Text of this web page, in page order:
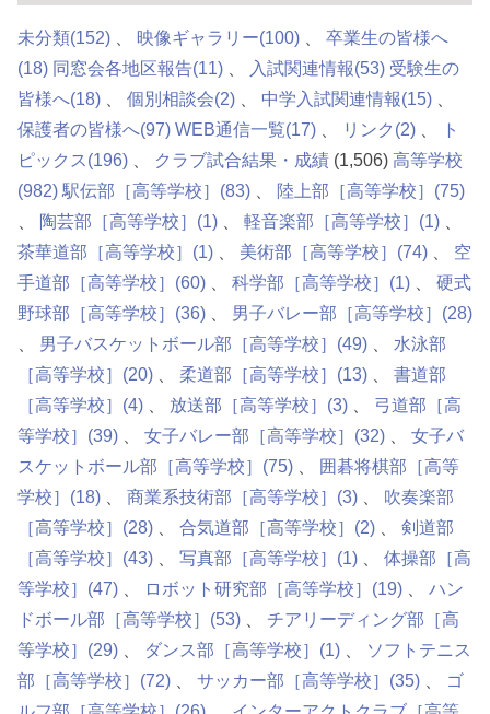
未分類(152) 映像ギャラリー(100)
卒業生の皆様へ
(18) 同窓会各地区報告(11) 入試関連情報(53) 受験生の
皆様へ(18) 個別相談会(2) 中学入試関連情報(15)
保護者の皆様へ(97) WEB通信一覧(17) リンク (2)
ト
ピックス (196) クラブ試合結果・成績 (1,506) 高等学校
(982) 駅伝部［高等学校］ (83) 陸上部［高等学校］ (75)
陶芸部［高等学校］ (1) 軽音楽部［高等学校］ (1)
茶華道部［高等学校］ (1) 美術部［高等学校］ (74)
空
手道部［高等学校］ (60) 科学部［高等学校］ (1)
硬式
野球部［高等学校］ (36) 男子バレー部［高等学校］ (28)
男子バスケットボール部［高等学校］ (49)
水泳部
［高等学校］ (20) 柔道部［高等学校］ (13)
書道部
［高等学校］ (4) 放送部［高等学校］ (3)
弓道部［高
等学校］ (39) 女子バレー部［高等学校］ (32)
女子バ
スケットボール部［高等学校］ (75)
囲碁将棋部［高等
学校］ (18) 商業系技術部［高等学校］ (3)
吹奏楽部
［高等学校］ (28) 合気道部［高等学校］ (2)
剣道部
［高等学校］ (43) 写真部［高等学校］ (1)
体操部［高
等学校］ (47) ロボット研究部［高等学校］ (19)
ハン
ドボール部［高等学校］ (53)
チアリーディング部［高
等学校］ (29) ダンス部［高等学校］ (1)
ソフトテニス
部［高等学校］ (72) サッカー部［高等学校］ (35)
ゴ